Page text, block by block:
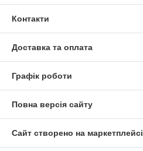
Контакти
Доставка та оплата
Графік роботи
Повна версія сайту
Сайт створено на маркетплейсі